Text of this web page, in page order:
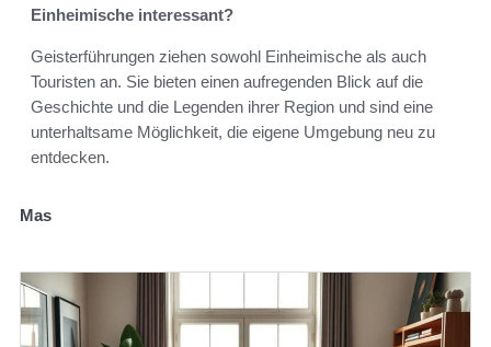
Einheimische interessant?
Geisterführungen ziehen sowohl Einheimische als auch
Touristen an. Sie bieten einen aufregenden Blick auf die
Geschichte und die Legenden ihrer Region und sind eine
unterhaltsame Möglichkeit, die eigene Umgebung neu zu
entdecken.
Mas